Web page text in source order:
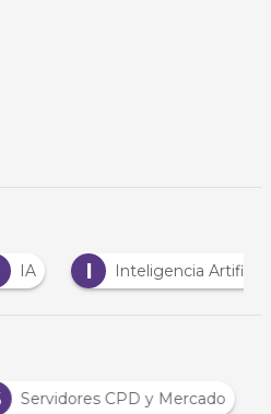
Inteligencia Artificial
S Servidores CPD y Mercado